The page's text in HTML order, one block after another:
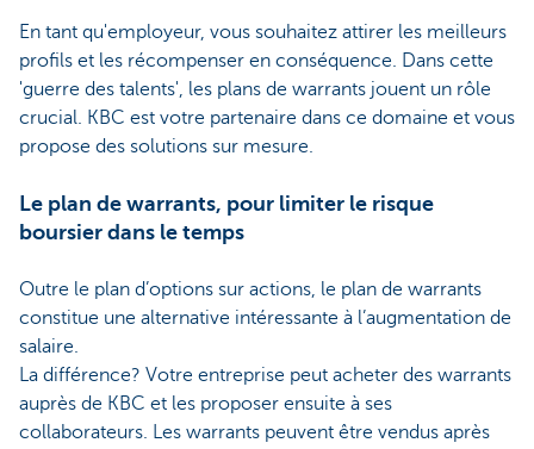
En tant qu'employeur, vous souhaitez attirer les meilleurs
profils et les récompenser en conséquence. Dans cette
'guerre des talents', les plans de warrants jouent un rôle
crucial. KBC est votre partenaire dans ce domaine et vous
propose des solutions sur mesure.
Le plan de warrants, pour limiter le risque
boursier dans le temps
Outre le plan d’options sur actions, le plan de warrants
constitue une alternative intéressante à l’augmentation de
salaire.
La différence? Votre entreprise peut acheter des warrants
auprès de KBC et les proposer ensuite à ses
collaborateurs. Les warrants peuvent être vendus après